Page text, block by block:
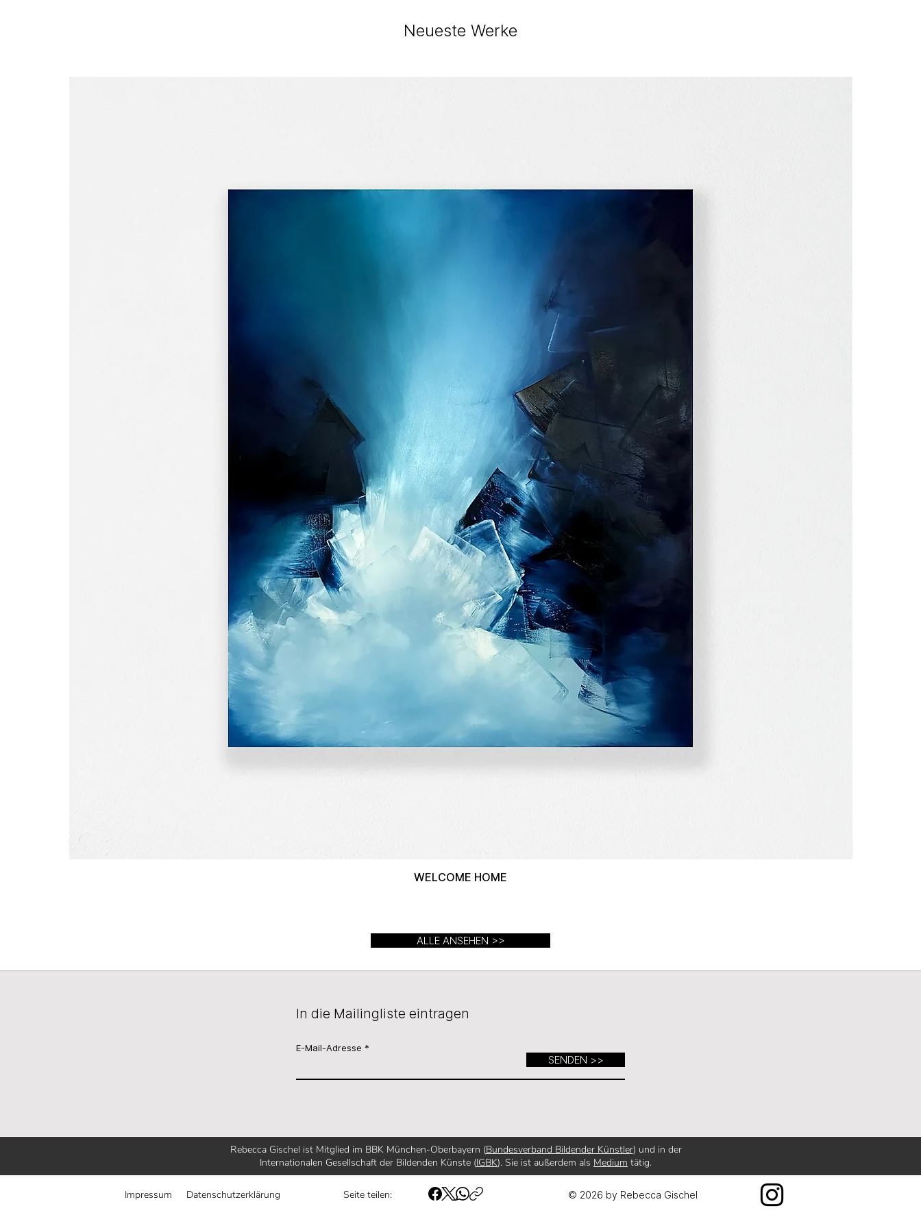
Neueste Werke
WELCOME HOME
ALLE ANSEHEN >>
In die Mailingliste eintragen
E-Mail-Adresse
SENDEN >>
Rebecca Gischel ist Mitglied im BBK München-Oberbayern (Bundesverband Bildender Künstler) und in der
Internationalen Gesellschaft der Bildenden Künste (IGBK). Sie ist außerdem als Medium tätig.
Impressum Datenschutzerklärung Seite teilen: © 2026 by Rebecca Gischel